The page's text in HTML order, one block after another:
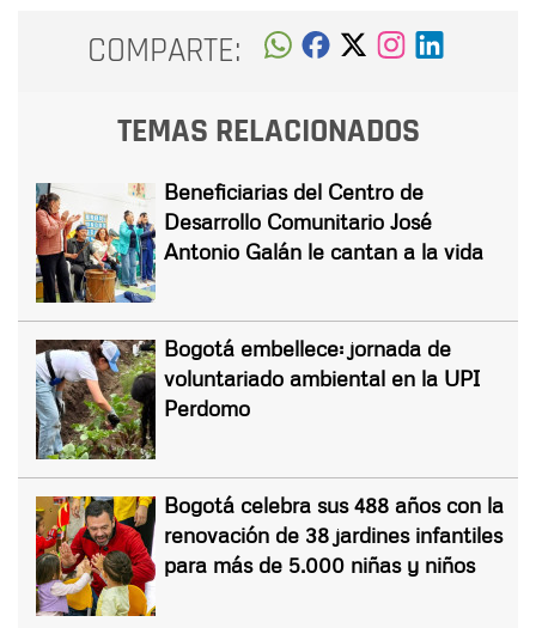
COMPARTE:
TEMAS RELACIONADOS
Beneficiarias del Centro de
Desarrollo Comunitario José
Antonio Galán le cantan a la vida
Bogotá embellece: jornada de
voluntariado ambiental en la UPI
Perdomo
Bogotá celebra sus 488 años con la
renovación de 38 jardines infantiles
para más de 5.000 niñas y niños